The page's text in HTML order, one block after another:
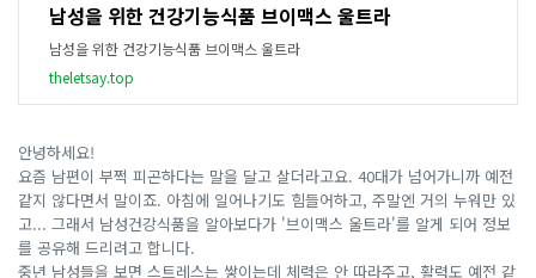
남성을 위한 건강기능식품 브이맥스 울트라
남성을 위한 건강기능식품 브이맥스 울트라
theletsay.top
안녕하세요!
요즘 남편이 부쩍 피곤하다는 말을 달고 살더라고요. 40대가 넘어가니까 예전
같지 않다면서 말이죠. 아침에 일어나기도 힘들어하고, 주말엔 거의 누워만 있
고... 그래서 남성건강식품을 알아보다가 '브이맥스 울트라'를 알게 되어 정보
를 공유해 드리려고 합니다.
중년 남성들을 보면 스트레스는 쌓이는데 체력은 안 따라주고, 활력도 예전 같